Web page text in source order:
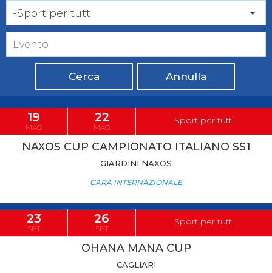
-Sport per tutti
Cerca Annulla
19
MAG
22
MAG
Sport per tutti
NAXOS CUP CAMPIONATO ITALIANO SS1
GIARDINI NAXOS
GARA INTERNAZIONALE
23
SET
26
SET
Sport per tutti
OHANA MANA CUP
CAGLIARI